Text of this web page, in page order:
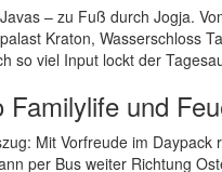
– zu Fuß durch Jogja.
Kraton, Wasserschloss
so viel Input lockt der
und
Mit Vorfreude im
per Bus weiter Richtung